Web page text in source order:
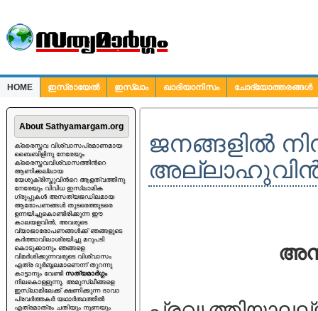
HOME ഇസ്രായേല്‍ ഇസ്ലാം ഖാദിയാനിസം
ചോദ്യോത്തരങ്ങള്‍
ചോദ്യങ്ങള്‍
About Sathyamargam.org
ക്രൈസ്തവ വിശ്വാസപ്രമാണമായ
ബൈബിളിനു നേരേയും
ക്രൈസ്തവവിശ്വാസത്തിന്‍റെ
ആണിക്കല്ലായ
യേശുക്രിസ്തുവിന്‍റെ ആളത്വത്തിനു
നേരേയും വിവിധ ഇസ്ലാമിക
ഗ്രൂപ്പുകള്‍ അസത്യജഡിലമായ
ആരോപണങ്ങള്‍ തുടരെത്തുടരെ
ഉന്നയിച്ചുകൊണ്ടിരിക്കുന്ന ഈ
കാലയളവില്‍, അവരുടെ
വ്യാജാരോപണങ്ങള്‍ക്ക് ഞങ്ങളുടെ
കര്‍ത്താവിലാശ്രയിച്ചു മറുപടി
കൊടുക്കാനും ഞങ്ങളെ
വിമര്‍ശിക്കുന്നവരുടെ വിശ്വാസം
എത്ര ദുര്‍ബ്ബലമാണെന്ന് തുറന്നു
കാട്ടാനും വേണ്ടി സത്യമാര്‍ഗ്ഗം
നിലകൊള്ളുന്നു. അമുസ്ലീങ്ങളെ
ഇസ്ലാമിലേക്ക് ക്ഷണിക്കുന്ന ദാവാ
പ്രവര്‍ത്തകര്‍ യഥാര്‍ത്ഥത്തില്‍
എത്രമാത്രം ചതിയും നുണയും
ജനങ്ങളില്‍